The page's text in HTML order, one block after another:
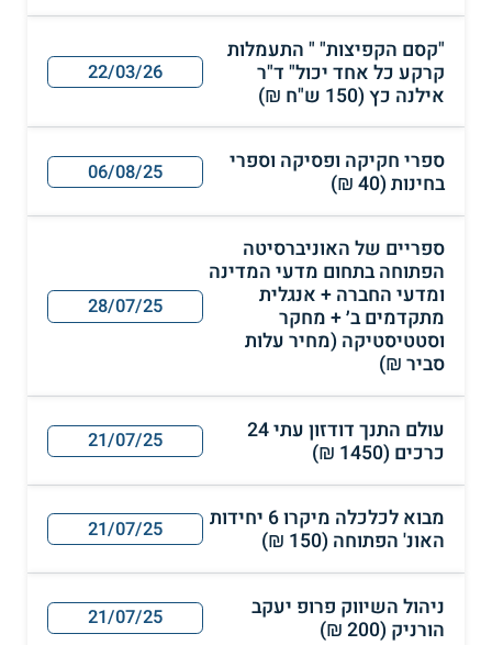
"קסם הקפיצות" " התעמלות
קרקע כל אחד יכול" ד"ר
אילנה כץ (150 ש"ח ₪)
22/03/26
ספרי חקיקה ופסיקה וספרי
בחינות (40 ₪)
06/08/25
ספריים של האוניברסיטה
הפתוחה בתחום מדעי המדינה
ומדעי החברה + אנגלית
מתקדמים ב׳ + מחקר
וסטטיסטיקה (מחיר עלות
סביר ₪)
28/07/25
עולם התנך דודזון עתי 24
כרכים (1450 ₪)
21/07/25
מבוא לכלכלה מיקרו 6 יחידות
האונ' הפתוחה (150 ₪)
21/07/25
ניהול השיווק פרופ יעקב
הורניק (200 ₪)
21/07/25